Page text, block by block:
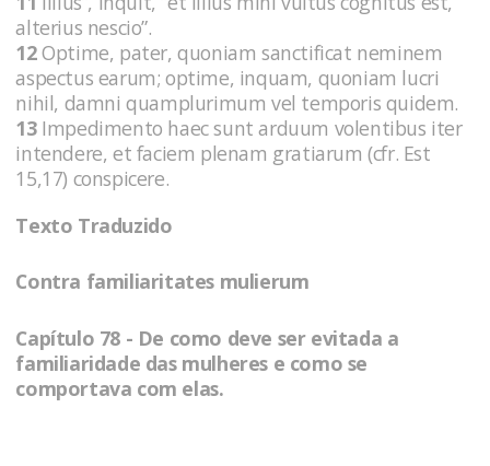
alterius nescio”.
12Optime, pater, quoniam sanctificat neminem
aspectus earum; optime, inquam, quoniam lucri
nihil, damni quamplurimum vel temporis quidem.
13Impedimento haec sunt arduum volentibus iter
intendere, et faciem plenam gratiarum (cfr. Est
15,17) conspicere.
Texto Traduzido
Contra familiaritates mulierum
Capítulo 78 - De como deve ser evitada a
familiaridade das mulheres e como se
comportava com elas.